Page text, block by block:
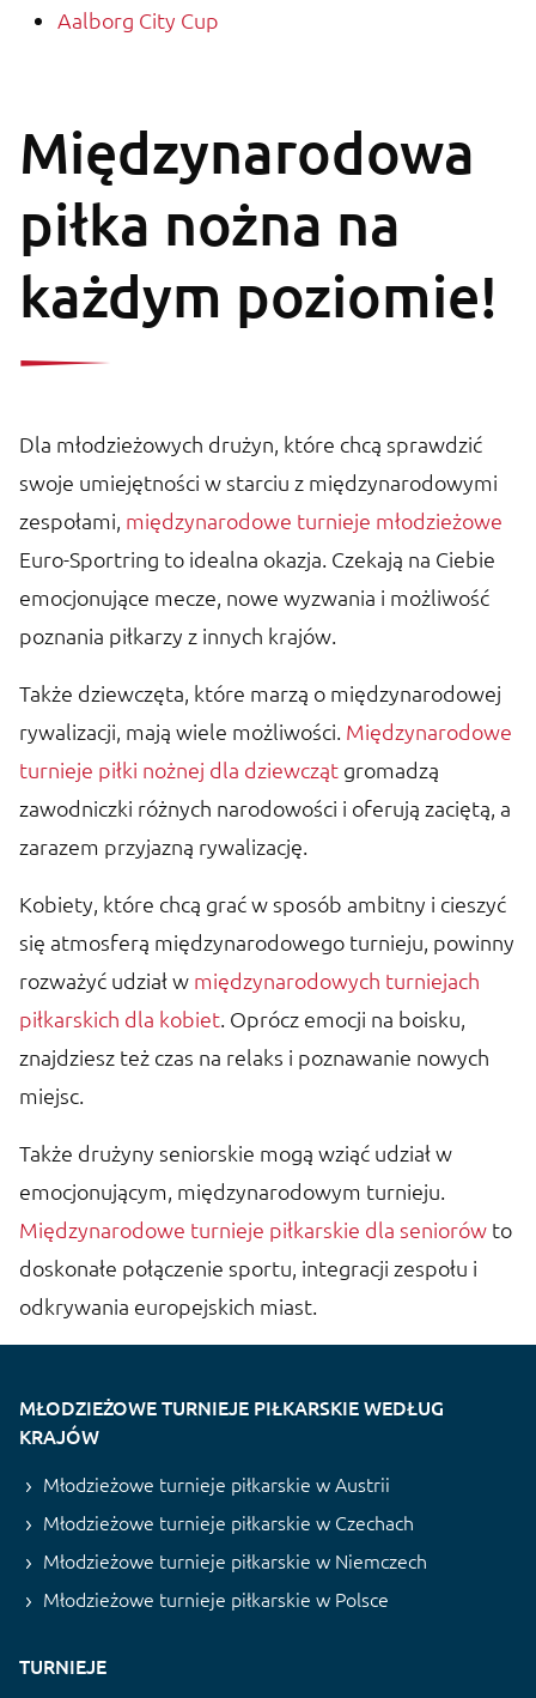
Aalborg City Cup
Międzynarodowa
piłka nożna na
każdym poziomie!
Dla młodzieżowych drużyn, które chcą sprawdzić
swoje umiejętności w starciu z międzynarodowymi
zespołami, międzynarodowe turnieje młodzieżowe
Euro-Sportring to idealna okazja. Czekają na Ciebie
emocjonujące mecze, nowe wyzwania i możliwość
poznania piłkarzy z innych krajów.
Także dziewczęta, które marzą o międzynarodowej
rywalizacji, mają wiele możliwości. Międzynarodowe
turnieje piłki nożnej dla dziewcząt gromadzą
zawodniczki różnych narodowości i oferują zaciętą, a
zarazem przyjazną rywalizację.
Kobiety, które chcą grać w sposób ambitny i cieszyć
się atmosferą międzynarodowego turnieju, powinny
rozważyć udział w międzynarodowych turniejach
piłkarskich dla kobiet. Oprócz emocji na boisku,
znajdziesz też czas na relaks i poznawanie nowych
miejsc.
Także drużyny seniorskie mogą wziąć udział w
emocjonującym, międzynarodowym turnieju.
Międzynarodowe turnieje piłkarskie dla seniorów to
doskonałe połączenie sportu, integracji zespołu i
odkrywania europejskich miast.
MŁODZIEŻOWE TURNIEJE PIŁKARSKIE WEDŁUG
KRAJÓW
Młodzieżowe turnieje piłkarskie w Austrii
Młodzieżowe turnieje piłkarskie w Czechach
Młodzieżowe turnieje piłkarskie w Niemczech
Młodzieżowe turnieje piłkarskie w Polsce
TURNIEJE